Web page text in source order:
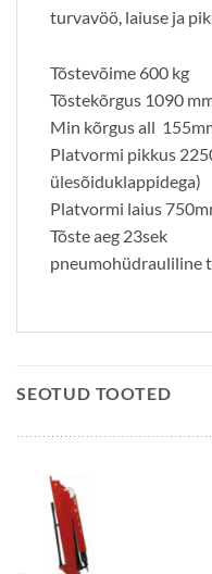
turvavöö, laiuse ja
Tõstevõime 600 kg
Tõstekõrgus 1090
Min kõrgus all
Platvormi pikkus
ülesõiduklappidega)
Platvormi laius
Tõste aeg 23sek
pneumohüdrauliline
SEOTUD TOOTED